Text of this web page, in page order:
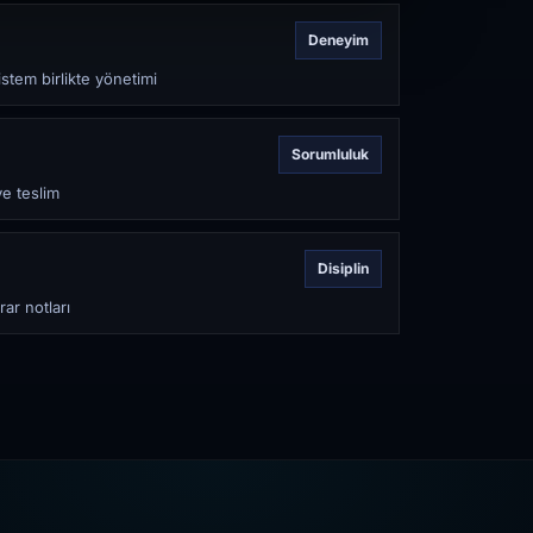
Deneyim
birlikte yönetimi
Sorumluluk
teslim
Disiplin
notları